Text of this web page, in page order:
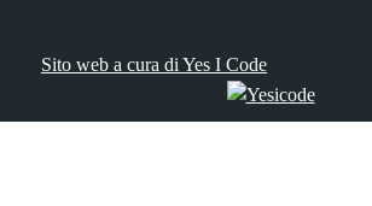
Sito web a cura di Yes I Code